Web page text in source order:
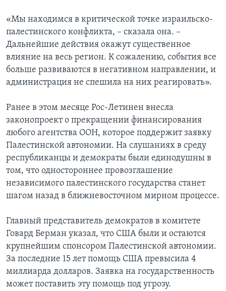
«Мы находимся в критической точке израильско-
палестинского конфликта, – сказала она. –
Дальнейшие действия окажут существенное
влияние на весь регион. К сожалению, события все
больше развиваются в негативном направлении, и
администрация не спешила на них реагировать».
Ранее в этом месяце Рос-Летинен внесла
законопроект о прекращении финансирования
любого агентства ООН, которое поддержит заявку
Палестинской автономии. На слушаниях в среду
республиканцы и демократы были единодушны в
том, что одностороннее провозглашение
независимого палестинского государства станет
шагом назад в ближневосточном мирном процессе.
Главный представитель демократов в комитете
Говард Берман указал, что США были и остаются
крупнейшим спонсором Палестинской автономии.
За последние 15 лет помощь США превысила 4
миллиарда долларов. Заявка на государственность
может поставить эту помощь под угрозу.